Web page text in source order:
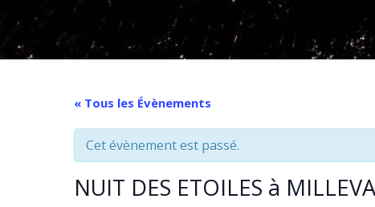
« Tous les Évènements
Cet évènement est passé.
NUIT DES ETOILES à